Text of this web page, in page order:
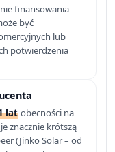
finansowania
być
lub
potwierdzenia
lat obecności na
znacznie krótszą
(Jinko Solar – od